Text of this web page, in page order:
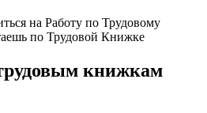
на Работу по Трудовому
по Трудовой Книжке
книжкам